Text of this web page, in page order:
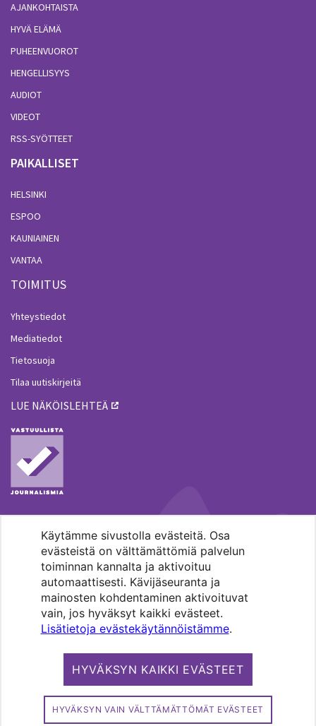
Käytämme sivustolla evästeitä. Osa
evästeistä on välttämättömiä palvelun
toiminnan kannalta ja aktivoituu
automaattisesti. Kävijäseuranta ja
mainosten kohdentaminen aktivoituvat
vain, jos hyväksyt kaikki evästeet.
Lisätietoja evästekäytännöistämme.
HYVÄKSYN KAIKKI EVÄSTEET
HYVÄKSYN VAIN VÄLTTÄMÄTTÖMÄT EVÄSTEET
AJANKOHTAISTA
HYVÄ ELÄMÄ
PUHEENVUOROT
HENGELLISYYS
AUDIOT
VIDEOT
RSS-SYÖTTEET
PAIKALLISET
HELSINKI
ESPOO
KAUNIAINEN
VANTAA
TOIMITUS
Yhteystiedot
Mediatiedot
Tietosuoja
Tilaa uutiskirjeitä
LUE NÄKÖISLEHTEÄ
MENOHAKU
Pääkaupunkiseudun evankelis-
luterilaisten seurakuntien media.
Copyright 2026. Kirkko ja kaupunki. All
rights reserved.